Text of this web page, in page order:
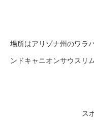
場所はアリゾナ州のワラ
ンドキャニオンサウスリ
ス